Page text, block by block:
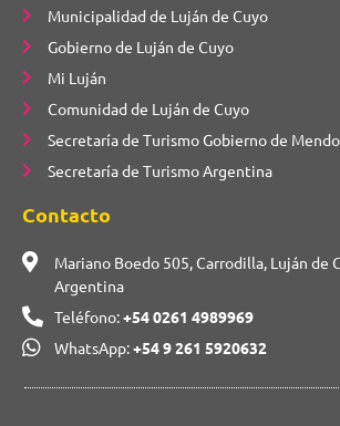
Municipalidad de Luján de Cuyo
Gobierno de Luján de Cuyo
Mi Luján
Comunidad de Luján de Cuyo
Secretaría de Turismo Gobierno de
Secretaría de Turismo Argentina
Contacto
Mariano Boedo 505, Carrodilla, Luján de
Argentina
Teléfono:+54 0261 4989969
WhatsApp:+54 9 261 5920632